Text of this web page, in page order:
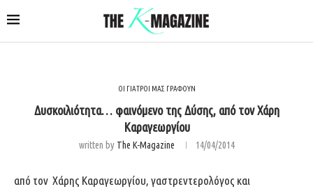
ΟΙ ΓΙΑΤΡΟΙ ΜΑΣ ΓΡΑΦΟΥΝ
Δυσκοιλιότητα… φαινόμενο της Δύσης, από τον Χάρη
Καραγεωργίου
written by The K-Magazine 14/04/2014
από τον Χάρης Καραγεωργίου, γαστρεντερολόγος και